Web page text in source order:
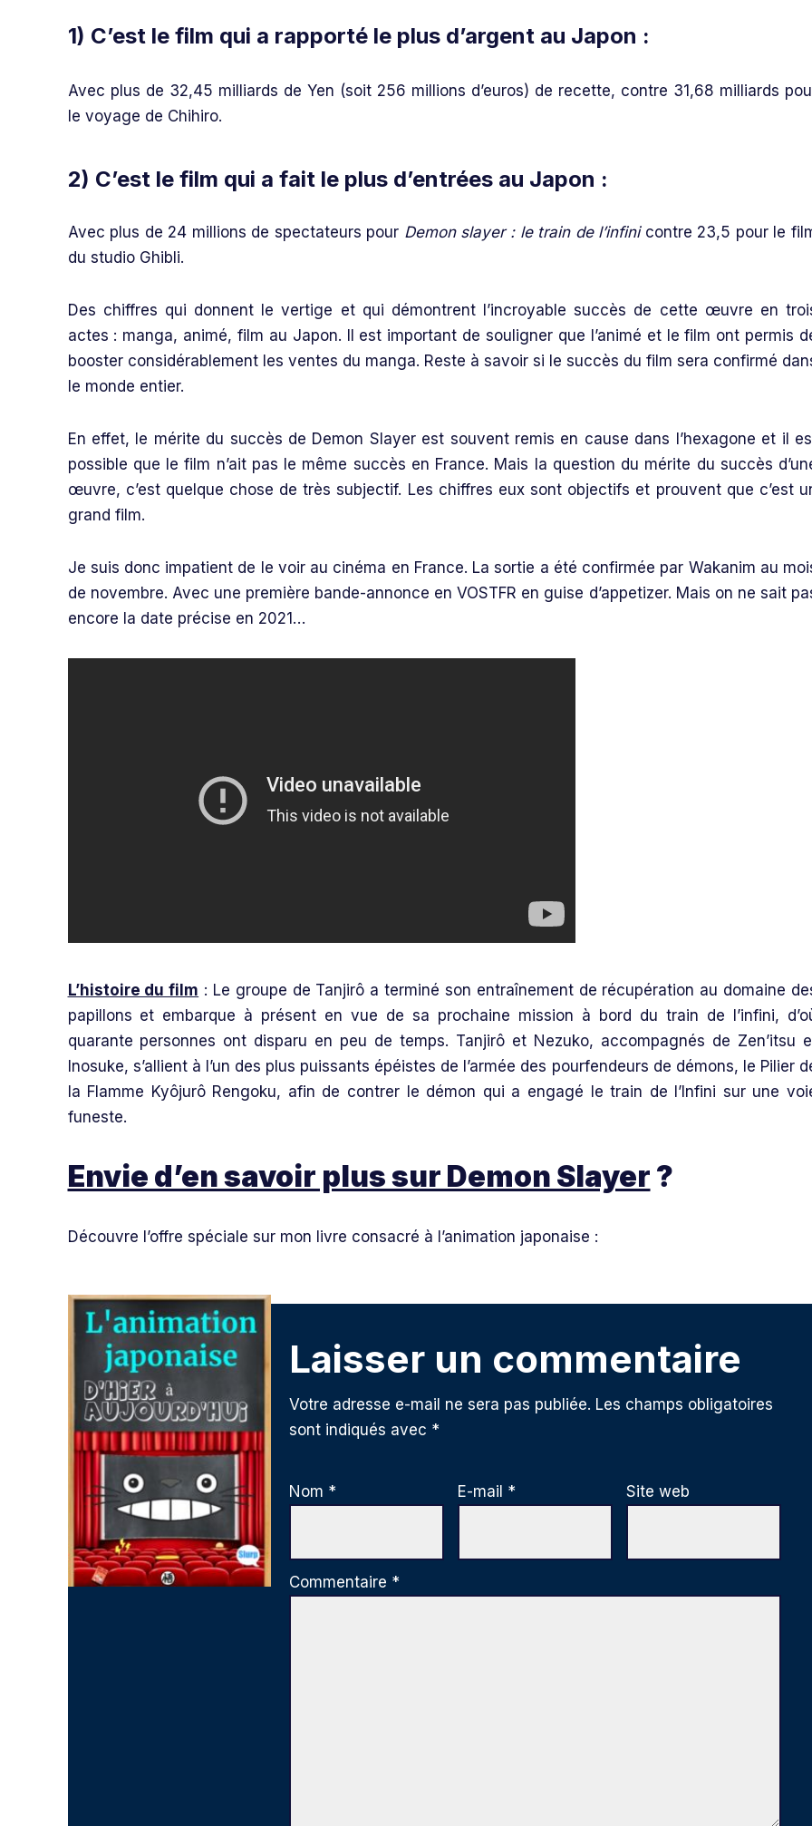
1) C’est le film qui a rapporté le plus d’argent au Japon :
Avec plus de 32,45 milliards de Yen (soit 256 millions d’euros) de recette, contre 31,68 milliards
le voyage de Chihiro.
2) C’est le film qui a fait le plus d’entrées au Japon :
Avec plus de 24 millions de spectateurs pour Demon slayer : le train de l’infini contre 23,5 pour le
du studio Ghibli.
Des chiffres qui donnent le vertige et qui démontrent l’incroyable succès de cette œuvre en
actes : manga, animé, film au Japon. Il est important de souligner que l’animé et le film ont permis
booster considérablement les ventes du manga. Reste à savoir si le succès du film sera confirmé
le monde entier.
En effet, le mérite du succès de Demon Slayer est souvent remis en cause dans l’hexagone et il
possible que le film n’ait pas le même succès en France. Mais la question du mérite du succès
œuvre, c’est quelque chose de très subjectif. Les chiffres eux sont objectifs et prouvent que c’est
grand film.
Je suis donc impatient de le voir au cinéma en France. La sortie a été confirmée par Wakanim au
de novembre. Avec une première bande-annonce en VOSTFR en guise d’appetizer. Mais on ne sait
encore la date précise en 2021…
L’histoire du film : Le groupe de Tanjirô a terminé son entraînement de récupération au domaine
papillons et embarque à présent en vue de sa prochaine mission à bord du train de l’infini,
quarante personnes ont disparu en peu de temps. Tanjirô et Nezuko, accompagnés de Zen’itsu
Inosuke, s’allient à l’un des plus puissants épéistes de l’armée des pourfendeurs de démons, le Pilier
la Flamme Kyôjurô Rengoku, afin de contrer le démon qui a engagé le train de l’Infini sur une
funeste.
Envie d’en savoir plus sur Demon Slayer ?
Découvre l’offre spéciale sur mon livre consacré à l’animation japonaise :
Laisser un commentaire
Votre adresse e-mail ne sera pas publiée. Les champs obligatoires
sont indiqués avec *
Nom * E-mail * Site web
Commentaire *